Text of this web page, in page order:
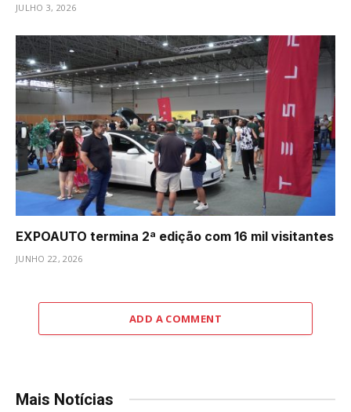
JULHO 3, 2026
EXPOAUTO termina 2ª edição com 16 mil visitantes
JUNHO 22, 2026
ADD A COMMENT
Mais Notícias